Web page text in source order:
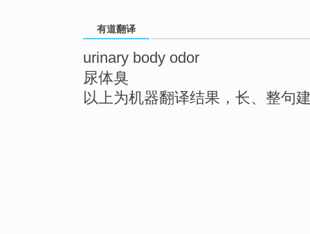
有道翻译
urinary body odor
尿体臭
以上为机器翻译结果，长、整句